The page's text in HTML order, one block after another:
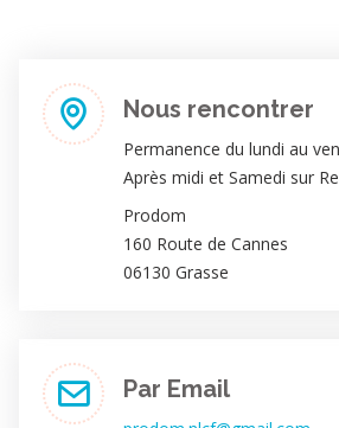
Nous rencontrer
Permanence du lundi au
Après midi et Samedi sur
Prodom
160 Route de Cannes
06130 Grasse
Par Email